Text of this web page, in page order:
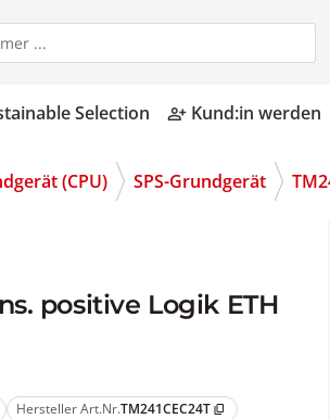
Selection person_add_alt Kund:in werden
(CPU) SPS-Grundgerät
positive Logik ETH
Hersteller Art.Nr.TM241CEC24T content_copy